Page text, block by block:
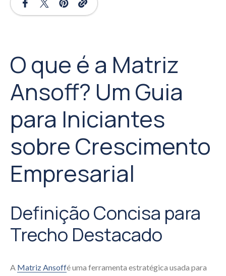
O que é a Matriz
Ansoff? Um Guia
para Iniciantes
sobre Crescimento
Empresarial
Definição Concisa para
Trecho Destacado
A Matriz Ansoffé uma ferramenta estratégica usada para